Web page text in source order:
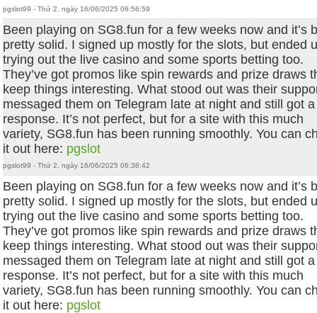
pgslot99 - Thứ 2, ngày 16/06/2025 06:56:59
Been playing on SG8.fun for a few weeks now and it’s
pretty solid. I signed up mostly for the slots, but ended
trying out the live casino and some sports betting too.
They’ve got promos like spin rewards and prize draws
keep things interesting. What stood out was their
messaged them on Telegram late at night and still got
response. It’s not perfect, but for a site with this much
variety, SG8.fun has been running smoothly. You can
it out here: pgslot
pgslot99 - Thứ 2, ngày 16/06/2025 06:38:42
Been playing on SG8.fun for a few weeks now and it’s
pretty solid. I signed up mostly for the slots, but ended
trying out the live casino and some sports betting too.
They’ve got promos like spin rewards and prize draws
keep things interesting. What stood out was their
messaged them on Telegram late at night and still got
response. It’s not perfect, but for a site with this much
variety, SG8.fun has been running smoothly. You can
it out here: pgslot